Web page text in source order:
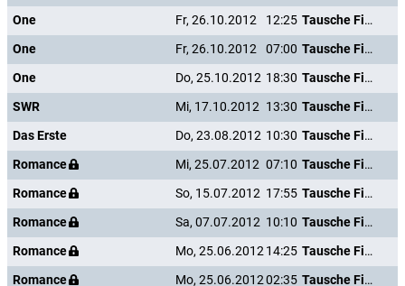
One
Fr, 26.10.2012 12:25
Tausche Firma gegen Haushalt
One
Fr, 26.10.2012 07:00
Tausche Firma gegen Haushalt
One
Do, 25.10.2012 18:30
Tausche Firma gegen Haushalt
SWR
Mi, 17.10.2012 13:30
Tausche Firma gegen Haushalt
Das Erste
Do, 23.08.2012 10:30
Tausche Firma gegen Haushalt
Romance
Mi, 25.07.2012 07:10
Tausche Firma gegen Haushalt
Romance
So, 15.07.2012 17:55
Tausche Firma gegen Haushalt
Romance
Sa, 07.07.2012 10:10
Tausche Firma gegen Haushalt
Romance
Mo, 25.06.201214:25
Tausche Firma gegen Haushalt
Romance
Mo, 25.06.201202:35 Tausche Firma gegen Haushalt